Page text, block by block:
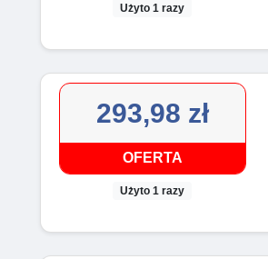
Użyto 1 razy
293,98 zł
OFERTA
Użyto 1 razy